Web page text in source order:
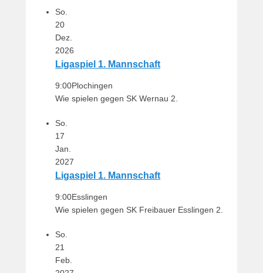
So.
20
Dez.
2026
Ligaspiel 1. Mannschaft
9:00Plochingen
Wie spielen gegen SK Wernau 2.
So.
17
Jan.
2027
Ligaspiel 1. Mannschaft
9:00Esslingen
Wie spielen gegen SK Freibauer Esslingen 2.
So.
21
Feb.